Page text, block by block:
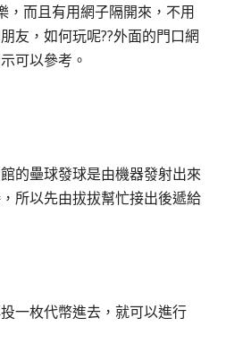
，而且有用網子隔開來，不用
友，如何玩呢??外面的門口網
可以參考。
的壘球發球是由機器發射出來
所以先由拔拔幫忙接出後遞給
一枚代幣進去，就可以進行